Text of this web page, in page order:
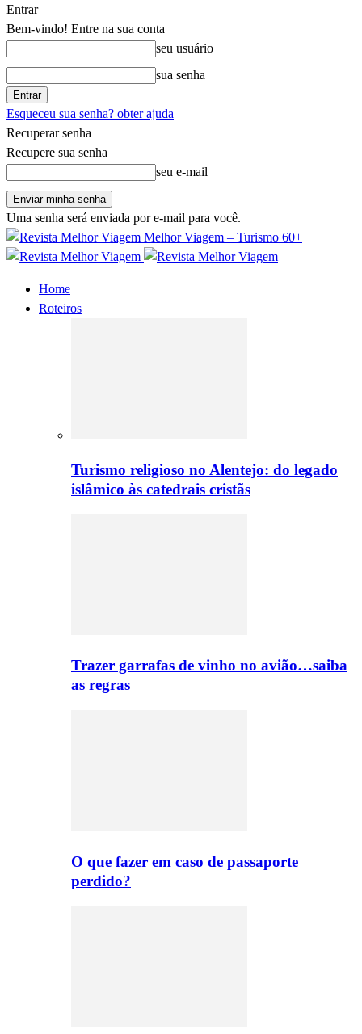
Entrar
Bem-vindo! Entre na sua conta
seu usuário
sua senha
Esqueceu sua senha? obter ajuda
Recuperar senha
Recupere sua senha
seu e-mail
Uma senha será enviada por e-mail para você.
Melhor Viagem – Turismo 60+
Home
Roteiros
Turismo religioso no Alentejo: do legado
islâmico às catedrais cristãs
Trazer garrafas de vinho no avião…saiba
as regras
O que fazer em caso de passaporte
perdido?